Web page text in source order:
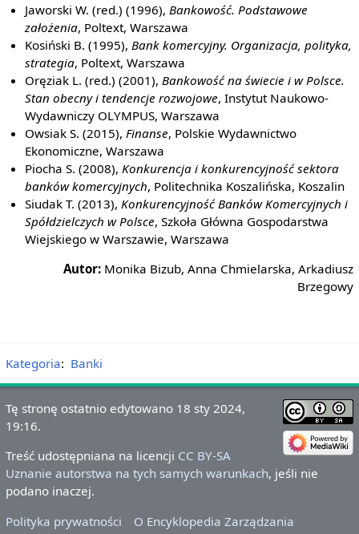
Jaworski W. (red.) (1996), Bankowość. Podstawowe
założenia, Poltext, Warszawa
Kosiński B. (1995), Bank komercyjny. Organizacja, polityka,
strategia, Poltext, Warszawa
Oręziak L. (red.) (2001), Bankowość na świecie i w Polsce.
Stan obecny i tendencje rozwojowe, Instytut Naukowo-
Wydawniczy OLYMPUS, Warszawa
Owsiak S. (2015), Finanse, Polskie Wydawnictwo
Ekonomiczne, Warszawa
Piocha S. (2008), Konkurencja i konkurencyjność sektora
banków komercyjnych, Politechnika Koszalińska, Koszalin
Siudak T. (2013), Konkurencyjność Banków Komercyjnych i
Spółdzielczych w Polsce, Szkoła Główna Gospodarstwa
Wiejskiego w Warszawie, Warszawa
Autor: Monika Bizub, Anna Chmielarska, Arkadiusz
Brzegowy
Kategoria: Banki
Tę stronę ostatnio edytowano 18 sty 2024,
19:16.
Treść udostępniana na licencji CC BY-SA
Uznanie autorstwa na tych samych warunkach, jeśli nie
podano inaczej.
Polityka prywatności
O Encyklopedia Zarządzania